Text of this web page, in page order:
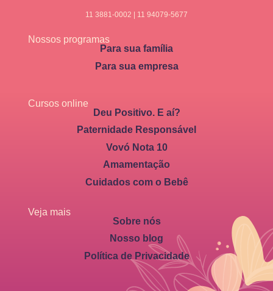
11 3881-0002 | 11 94079-5677
Nossos programas
Para sua família
Para sua empresa
Cursos online
Deu Positivo. E aí?
Paternidade Responsável
Vovó Nota 10
Amamentação
Cuidados com o Bebê
Veja mais
Sobre nós
Nosso blog
Política de Privacidade